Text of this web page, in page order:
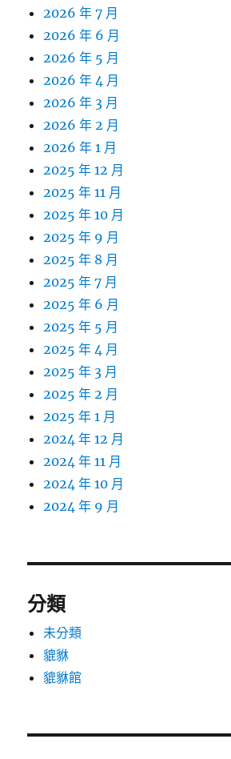
2026 年 7 月
2026 年 6 月
2026 年 5 月
2026 年 4 月
2026 年 3 月
2026 年 2 月
2026 年 1 月
2025 年 12 月
2025 年 11 月
2025 年 10 月
2025 年 9 月
2025 年 8 月
2025 年 7 月
2025 年 6 月
2025 年 5 月
2025 年 4 月
2025 年 3 月
2025 年 2 月
2025 年 1 月
2024 年 12 月
2024 年 11 月
2024 年 10 月
2024 年 9 月
分類
未分類
貔貅
貔貅館